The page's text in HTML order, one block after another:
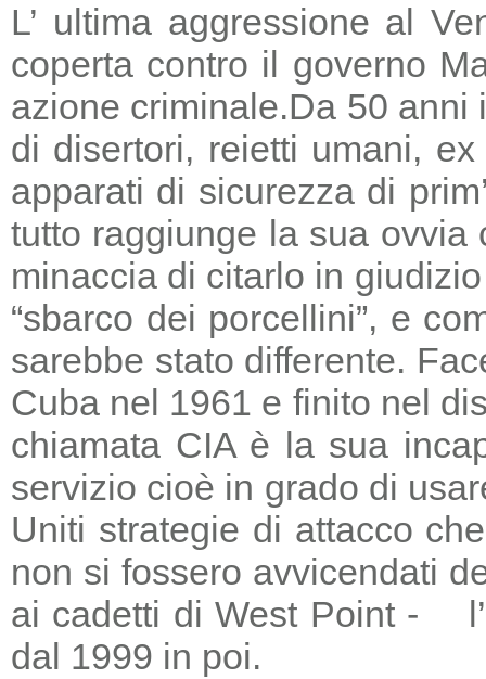
L’ ultima aggressione al
coperta contro il governo
azione criminale.Da 50 anni
di disertori, reietti umani,
apparati di sicurezza di
tutto raggiunge la sua
minaccia di citarlo in
“sbarco dei porcellini”, e
sarebbe stato differente.
Cuba nel 1961 e finito nel
chiamata CIA è la sua
servizio cioè in grado di
Uniti strategie di attacco
non si fossero avvicendati
ai cadetti di West Point - l’
dal 1999 in poi.